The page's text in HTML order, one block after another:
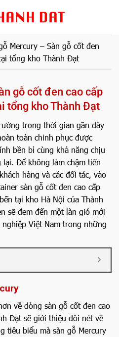
Mercury – Sàn gỗ cốt đen
tổng kho Thành Đạt
gỗ cốt đen cao cấp
tổng kho Thành Đạt
trong thời gian gần đây
toàn chinh phục được
bền bỉ cùng khả năng chịu
Để không làm chậm tiến
hàng và các đối tác, vào
sàn gỗ cốt đen cao cấp
tại kho Hà Nội của Thành
sẽ đem đến một làn gió mới
Việt Nam trong những
về dòng sàn gỗ cốt đen cao
Đạt sẽ giới thiệu đôi nét về
tiêu biểu mà sàn gỗ Mercury